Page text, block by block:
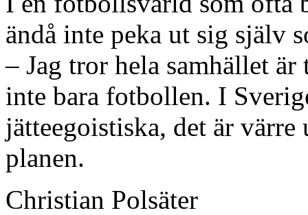
ändå inte peka ut sig själv
– Jag tror hela samhället
inte bara fotbollen. I
jätteegoistiska, det är
planen.
Christian Polsäter